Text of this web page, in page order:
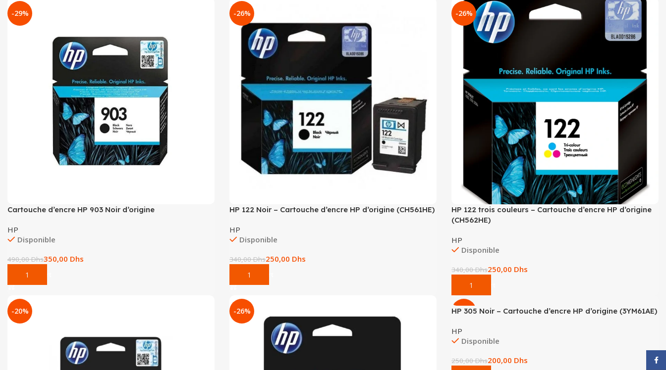
-29%
Cartouche d’encre HP 903 Noir d’origine
HP
Disponible
490,00Dhs350,00 Dhs
Add To Cart
-26%
HP 122 Noir – Cartouche d’encre HP d’origine (CH561HE)
HP
Disponible
340,00Dhs250,00 Dhs
Add To Cart
-26%
HP 122 trois couleurs – Cartouche d’encre HP d’origine
(CH562HE)
HP
Disponible
340,00Dhs250,00 Dhs
Add To Cart
-20% -26% -20%
HP 305 Noir – Cartouche d’encre HP d’origine (3YM61AE)
HP
Disponible
250,00Dhs200,00 Dhs